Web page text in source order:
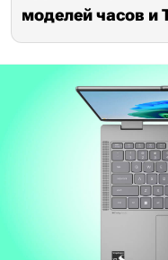
моделей часов и